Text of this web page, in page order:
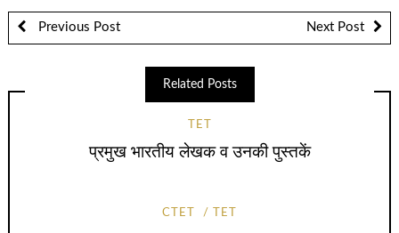
Previous Post Next Post
Related Posts
TET
प्रमुख भारतीय लेखक व उनकी पुस्तकें
CTET TET